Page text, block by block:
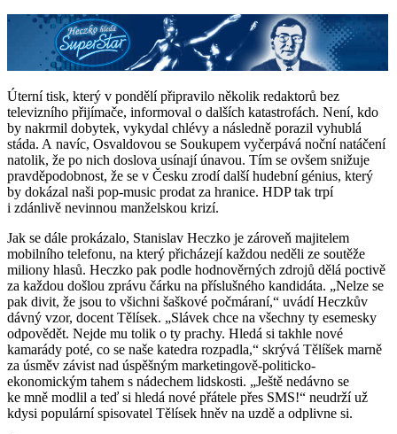
Úterní tisk, který v pondělí připravilo několik redaktorů bez
televizního přijímače, informoval o dalších katastrofách. Není, kdo
by nakrmil dobytek, vykydal chlévy a následně porazil vyhublá
stáda. A navíc, Osvaldovou se Soukupem vyčerpává noční natáčení
natolik, že po nich doslova usínají únavou. Tím se ovšem snižuje
pravděpodobnost, že se v Česku zrodí další hudební génius, který
by dokázal naši pop-music prodat za hranice. HDP tak trpí
i zdánlivě nevinnou manželskou krizí.
Jak se dále prokázalo, Stanislav Heczko je zároveň majitelem
mobilního telefonu, na který přicházejí každou neděli ze soutěže
miliony hlasů. Heczko pak podle hodnověrných zdrojů dělá poctivě
za každou došlou zprávu čárku na příslušného kandidáta. „Nelze se
pak divit, že jsou to všichni šaškové počmáraní,“ uvádí Heczkův
dávný vzor, docent Tělísek. „Slávek chce na všechny ty esemesky
odpovědět. Nejde mu tolik o ty prachy. Hledá si takhle nové
kamarády poté, co se naše katedra rozpadla,“ skrývá Tělíšek marně
za úsměv závist nad úspěšným marketingově-politicko-
ekonomickým tahem s nádechem lidskosti. „Ještě nedávno se
ke mně modlil a teď si hledá nové přátele přes SMS!“ neudrží už
kdysi populární spisovatel Tělísek hněv na uzdě a odplivne si.